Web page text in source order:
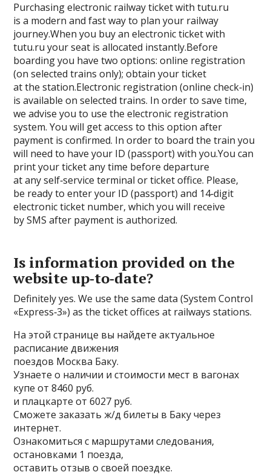
Purchasing electronic railway ticket with tutu.ru
is a modern and fast way to plan your railway
journey.When you buy an electronic ticket with
tutu.ru your seat is allocated instantly.Before
boarding you have two options: online registration
(on selected trains only); obtain your ticket
at the station.Electronic registration (online check‑in)
is available on selected trains. In order to save time,
we advise you to use the electronic registration
system. You will get access to this option after
payment is confirmed. In order to board the train you
will need to have your ID (passport) with you.You can
print your ticket any time before departure
at any self‑service terminal or ticket office. Please,
be ready to enter your ID (passport) and 14‑digit
electronic ticket number, which you will receive
by SMS after payment is authorized.
Is information provided on the
website up‑to‑date?
Definitely yes. We use the same data (System Control
«Express‑3») as the ticket offices at railways stations.
На этой странице вы найдете актуальное
расписание движения
поездов Москва Баку.
Узнаете о наличии и стоимости мест в вагонах
купе от 8460 руб.
и плацкарте от 6027 руб.
Сможете заказать ж/д билеты в Баку через
интернет.
Ознакомиться с маршрутами следования,
остановками 1 поезда,
оставить отзыв о своей поездке.